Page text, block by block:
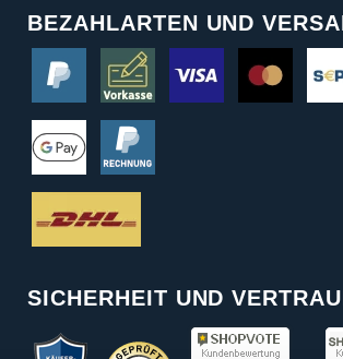
BEZAHLARTEN UND
SICHERHEIT UND